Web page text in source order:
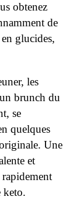
obtenez
de
glucides,
les
brunch du
se
quelques
Une
et
keto.